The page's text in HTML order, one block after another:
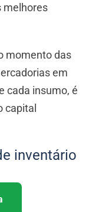
melhores
momento das
em
cada insumo, é
capital
inventário